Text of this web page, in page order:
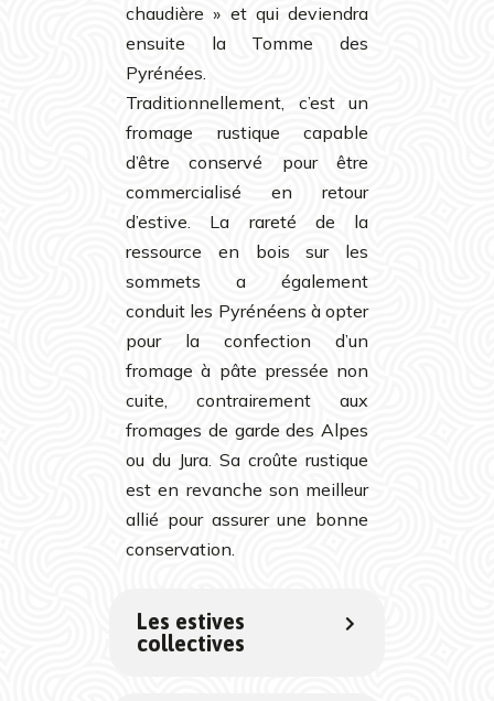
chaudière » et qui deviendra
ensuite la Tomme des
Pyrénées.
Traditionnellement, c’est un
fromage rustique capable
d’être conservé pour être
commercialisé en retour
d’estive. La rareté de la
ressource en bois sur les
sommets a également
conduit les Pyrénéens à opter
pour la confection d’un
fromage à pâte pressée non
cuite, contrairement aux
fromages de garde des Alpes
ou du Jura. Sa croûte rustique
est en revanche son meilleur
allié pour assurer une bonne
conservation.
Les estives
collectives